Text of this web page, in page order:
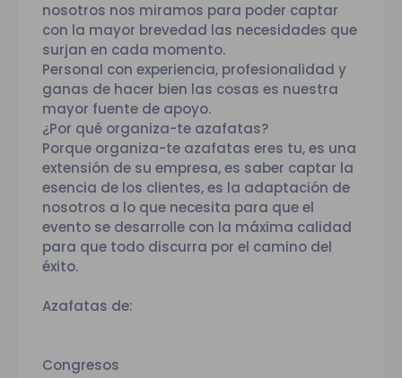
nosotros nos miramos para poder captar
con la mayor brevedad las necesidades que
surjan en cada momento.
Personal con experiencia, profesionalidad y
ganas de hacer bien las cosas es nuestra
mayor fuente de apoyo.
¿Por qué organiza-te azafatas?
Porque organiza-te azafatas eres tu, es una
extensión de su empresa, es saber captar la
esencia de los clientes, es la adaptación de
nosotros a lo que necesita para que el
evento se desarrolle con la máxima calidad
para que todo discurra por el camino del
éxito.
Azafatas de:
Congresos